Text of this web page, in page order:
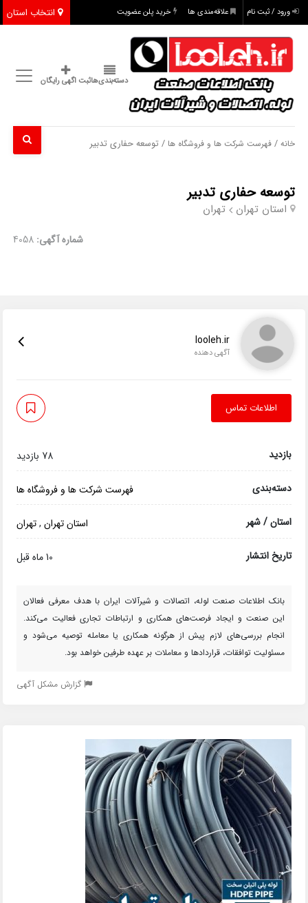
انتخاب استان ورود / ثبت نام علاقه‌مندی ها خرید پلن عضویت
دسته‌بندی‌هاثبت اگهی رایگان
خانه /فهرست شرکت ها و فروشگاه ها / توسعه حفاری تدبیر
توسعه حفاری تدبیر
استان تهران تهران
شماره آگهی: 4058
looleh.ir
آگهی دهنده
اطلاعات تماس
بازدید 78 بازدید
دسته‌بندی فهرست شرکت ها و فروشگاه ها
استان / شهر استان تهران,تهران
تاریخ انتشار 10 ماه قبل
بانک اطلاعات صنعت لوله، اتصالات و شیرآلات ایران با هدف معرفی فعالان
این صنعت و ایجاد فرصت‌های همکاری و ارتباطات تجاری فعالیت می‌کند.
انجام بررسی‌های لازم پیش از هرگونه همکاری یا معامله توصیه می‌شود و
مسئولیت توافقات، قراردادها و معاملات بر عهده طرفین خواهد بود.
گزارش مشکل آگهی